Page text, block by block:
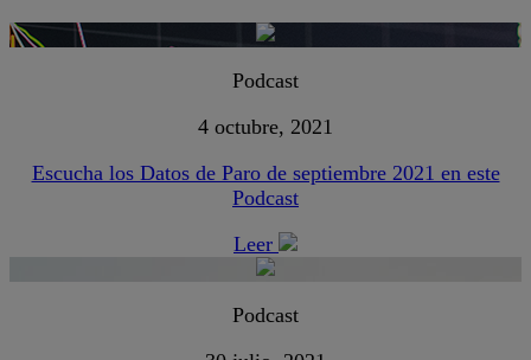
Podcast
4 octubre, 2021
Escucha los Datos de Paro de septiembre 2021 en este
Podcast
Leer
Podcast